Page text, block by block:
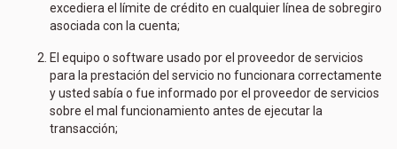
excediera el límite de crédito en cualquier línea de sobregiro
asociada con la cuenta;
El equipo o software usado por el proveedor de servicios
para la prestación del servicio no funcionara correctamente
y usted sabía o fue informado por el proveedor de servicios
sobre el mal funcionamiento antes de ejecutar la
transacción;